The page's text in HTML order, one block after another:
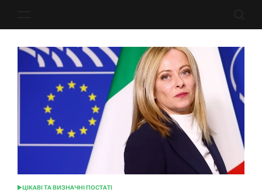
ОПУБЛІКУВАТИ
ЦІКАВІ ТА ВИЗНАЧНІ ПОСТАТІ